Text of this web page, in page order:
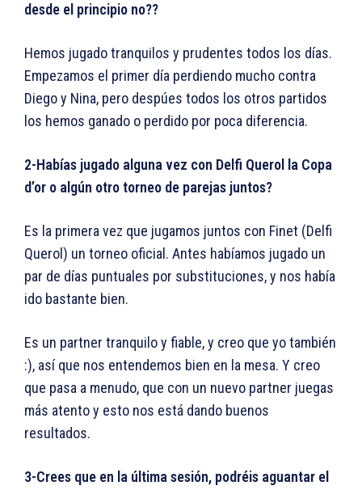
desde el principio no??
Hemos jugado tranquilos y prudentes todos los días.
Empezamos el primer día perdiendo mucho contra
Diego y Nina, pero despúes todos los otros partidos
los hemos ganado o perdido por poca diferencia.
2-Habías jugado alguna vez con Delfi Querol la Copa
d’or o algún otro torneo de parejas juntos?
Es la primera vez que jugamos juntos con Finet (Delfi
Querol) un torneo oficial. Antes habíamos jugado un
par de días puntuales por substituciones, y nos había
ido bastante bien.
Es un partner tranquilo y fiable, y creo que yo también
:), así que nos entendemos bien en la mesa. Y creo
que pasa a menudo, que con un nuevo partner juegas
más atento y esto nos está dando buenos
resultados.
3-Crees que en la última sesión, podréis aguantar el